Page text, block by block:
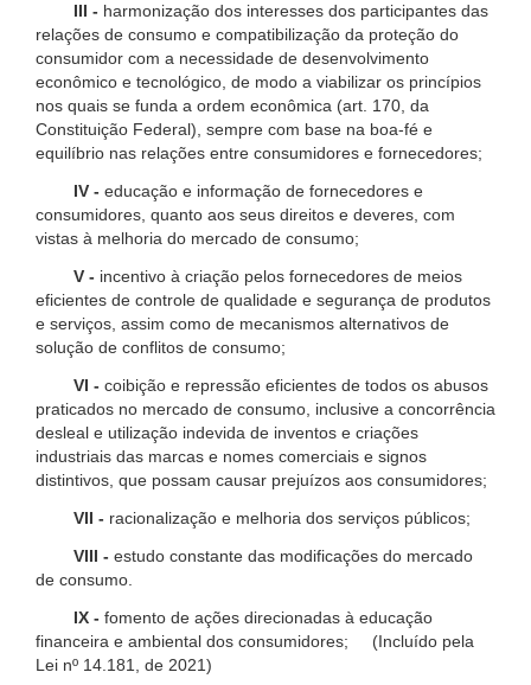
III - harmonização dos interesses dos participantes das
relações de consumo e compatibilização da proteção do
consumidor com a necessidade de desenvolvimento
econômico e tecnológico, de modo a viabilizar os princípios
nos quais se funda a ordem econômica (art. 170, da
Constituição Federal), sempre com base na boa-fé e
equilíbrio nas relações entre consumidores e fornecedores;
IV - educação e informação de fornecedores e
consumidores, quanto aos seus direitos e deveres, com
vistas à melhoria do mercado de consumo;
V - incentivo à criação pelos fornecedores de meios
eficientes de controle de qualidade e segurança de produtos
e serviços, assim como de mecanismos alternativos de
solução de conflitos de consumo;
VI - coibição e repressão eficientes de todos os abusos
praticados no mercado de consumo, inclusive a concorrência
desleal e utilização indevida de inventos e criações
industriais das marcas e nomes comerciais e signos
distintivos, que possam causar prejuízos aos consumidores;
VII - racionalização e melhoria dos serviços públicos;
VIII - estudo constante das modificações do mercado
de consumo.
IX - fomento de ações direcionadas à educação
financeira e ambiental dos consumidores; (Incluído pela
Lei nº 14.181, de 2021)